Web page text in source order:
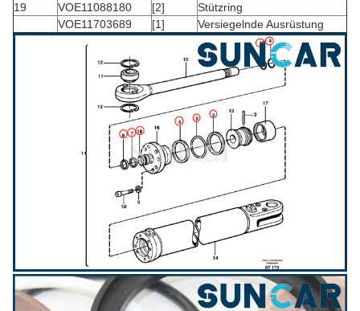
19
VOE11088180 [2]
Stützring
VOE11703689
[1] Versiegelnde Ausrüstung